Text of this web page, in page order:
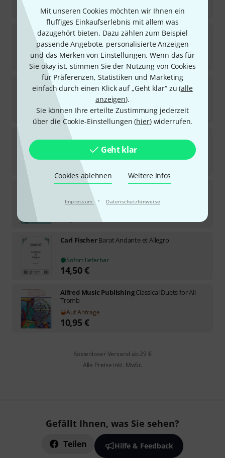
Mit unseren Cookies möchten wir Ihnen ein
fluffiges Einkaufserlebnis mit allem was
dazugehört bieten. Dazu zählen zum Beispiel
passende Angebote, personalisierte Anzeigen
und das Merken von Einstellungen. Wenn das für
Sie okay ist, stimmen Sie der Nutzung von Cookies
für Präferenzen, Statistiken und Marketing
einfach durch einen Klick auf „Geht klar“ zu (alle
anzeigen).
Sie können Ihre erteilte Zustimmung jederzeit
über die Cookie-Einstellungen (hier) widerrufen.
Geht klar
Cookies ablehnen Weitere Infos
Impressum · Datenschutzhinweise
15€
SchottHindemith Sonate Posaune
Sofort lieferbar
19,50 €
Rubank Publications
Selected Duets for
Trombone 2
Sofort lieferbar
14,99€
International Music Company
Sofort lieferbar
13,50
Breitkopf & Härtel
Bassposaune
Sofort lieferbar
Carl FischerBarat Andante et Allegro
Sofort lieferbar
14,50€
Alfred Music PublishingClassical Duets for All
Tromb
Auf Anfrage
10,95€
Kostenloser Versand ab 29 €
Alle Preise inkl. MwSt.
Gefällt Ihnen, was Sie sehen?
Teilen Hilfe & Feedback